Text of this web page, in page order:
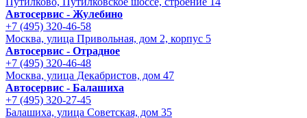
Автосервис - Жулебино
+7 (495) 320-46-58
Москва, улица Привольная, дом 2, корпус 5
Автосервис - Отрадное
+7 (495) 320-46-48
Москва, улица Декабристов, дом 47
Автосервис - Балашиха
+7 (495) 320-27-45
Балашиха, улица Советская, дом 35